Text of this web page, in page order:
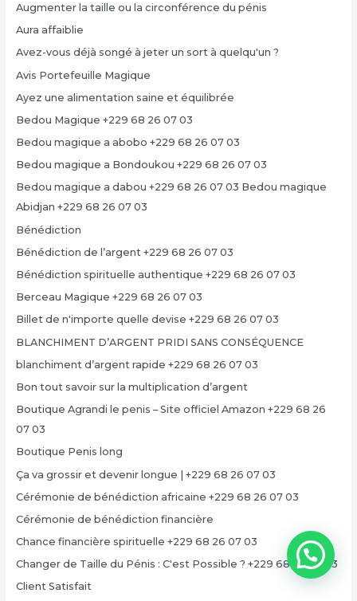
Augmenter la taille ou la circonférence du pénis
Aura affaiblie
Avez-vous déjà songé à jeter un sort à quelqu'un ?
Avis Portefeuille Magique
Ayez une alimentation saine et équilibrée
Bedou Magique +229 68 26 07 03
Bedou magique a abobo +229 68 26 07 03
Bedou magique a Bondoukou +229 68 26 07 03
Bedou magique a dabou +229 68 26 07 03 Bedou magique
Abidjan +229 68 26 07 03
Bénédiction
Bénédiction de l’argent +229 68 26 07 03
Bénédiction spirituelle authentique +229 68 26 07 03
Berceau Magique +229 68 26 07 03
Billet de n'importe quelle devise +229 68 26 07 03
BLANCHIMENT D’ARGENT PRIDI SANS CONSÉQUENCE
blanchiment d’argent rapide +229 68 26 07 03
Bon tout savoir sur la multiplication d’argent
Boutique Agrandi le penis – Site officiel Amazon +229 68 26
07 03
Boutique Penis long
Ça va grossir et devenir longue | +229 68 26 07 03
Cérémonie de bénédiction africaine +229 68 26 07 03
Cérémonie de bénédiction financière
Chance financière spirituelle +229 68 26 07 03
Changer de Taille du Pénis : C'est Possible ? +229 68 26 07 03
Client Satisfait